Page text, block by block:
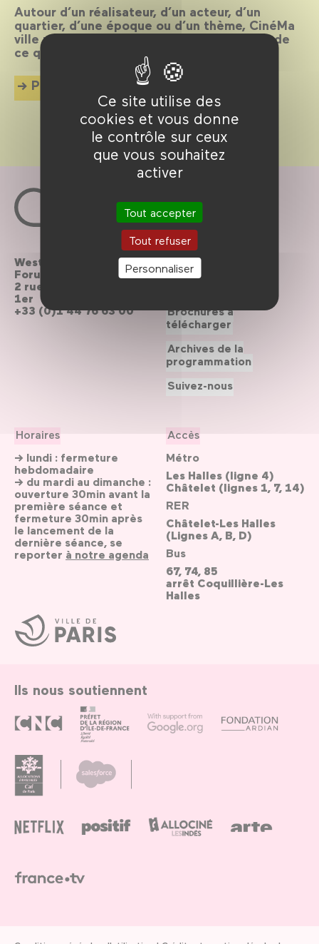
Ce site utilise des
cookies et vous donne
le contrôle sur ceux
que vous souhaitez
activer
Tout accepter
Tout refuser
Personnaliser
Autour d’un réalisateur, d’un acteur, d’un
quartier, d’une époque ou d’un thème, CinéMa
ville propose chaque mois une exploration de
ce qui palpite dans la cité.
Plus d'info
Ville
de
Paris
Westfield
Forum des Halles
2 rue du cinéma, Paris
1er
+33 (0)1 44 76 63 00
Horaires
→ lundi : fermeture
hebdomadaire
→ du mardi au dimanche :
ouverture 30min avant la
première séance et
fermeture 30min après
le lancement de la
dernière séance, se
reporter à notre agenda
Accès
Métro
Les Halles (ligne 4)
Châtelet (lignes 1, 7, 14)
RER
Châtelet-Les Halles
(Lignes A, B, D)
Bus
67, 74, 85
arrêt Coquillière-Les
Halles
Contactez-nous
Brochures à
télécharger
Archives de la
programmation
Suivez-nous
Ils nous soutiennent